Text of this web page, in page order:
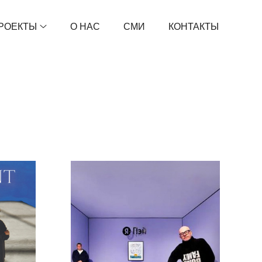
О НАС СМИ КОНТАКТЫ